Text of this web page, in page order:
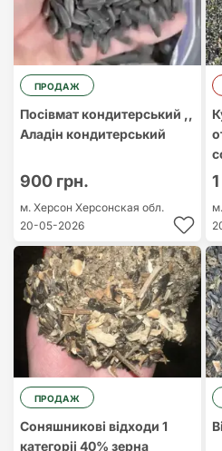
ПРОДАЖ
Посівмат кондитерський ,,
Аладін кондитерський
900 грн.
м. Херсон Херсонская обл.
20-05-2026
ПРОДАЖ
Соняшникові відходи 1
категоріі 40% зерна